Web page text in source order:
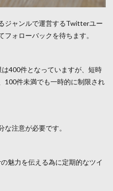
ジャンルで運営するTwitterユー
ォローバックを待ちます。
400件となっていますが、短時
100件未満でも一時的に制限され
注意が必要です。
魅力を伝える為に定期的なツイ